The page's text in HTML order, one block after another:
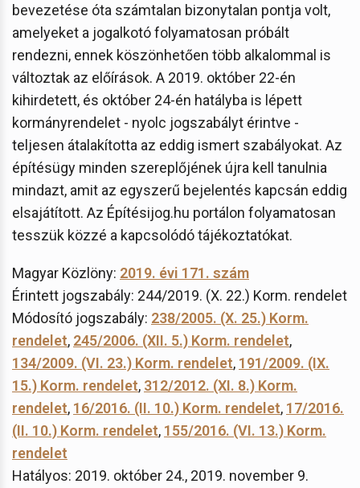
bevezetése óta számtalan bizonytalan pontja volt,
amelyeket a jogalkotó folyamatosan próbált
rendezni, ennek köszönhetően több alkalommal is
változtak az előírások. A 2019. október 22-én
kihirdetett, és október 24-én hatályba is lépett
kormányrendelet - nyolc jogszabályt érintve -
teljesen átalakította az eddig ismert szabályokat. Az
építésügy minden szereplőjének újra kell tanulnia
mindazt, amit az egyszerű bejelentés kapcsán eddig
elsajátított. Az Építésijog.hu portálon folyamatosan
tesszük közzé a kapcsolódó tájékoztatókat.
Magyar Közlöny: 2019. évi 171. szám
Érintett jogszabály: 244/2019. (X. 22.) Korm. rendelet
Módosító jogszabály: 238/2005. (X. 25.) Korm.
rendelet, 245/2006. (XII. 5.) Korm. rendelet,
134/2009. (VI. 23.) Korm. rendelet, 191/2009. (IX.
15.) Korm. rendelet, 312/2012. (XI. 8.) Korm.
rendelet, 16/2016. (II. 10.) Korm. rendelet, 17/2016.
(II. 10.) Korm. rendelet, 155/2016. (VI. 13.) Korm.
rendelet
Hatályos: 2019. október 24., 2019. november 9.